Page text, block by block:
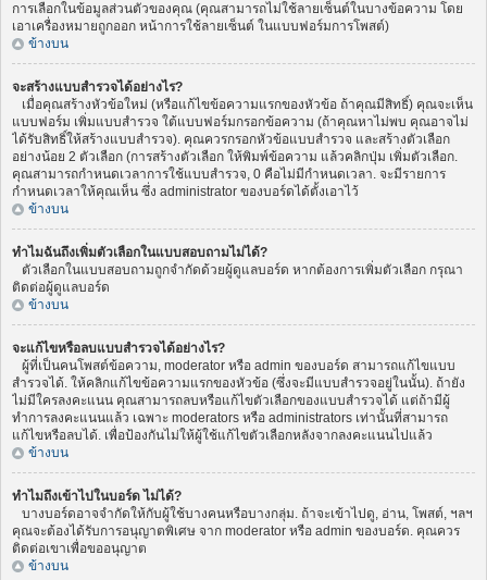
การเลือกในข้อมูลส่วนตัวของคุณ (คุณสามารถไม่ใช้ลายเซ็นต์ในบางข้อความ โดย
เอาเครื่องหมายถูกออก หน้าการใช้ลายเซ็นต์ ในแบบฟอร์มการโพสต์)
ข้างบน
จะสร้างแบบสำรวจได้อย่างไร?
เมื่อคุณสร้างหัวข้อใหม่ (หรือแก้ไขข้อความแรกของหัวข้อ ถ้าคุณมีสิทธิ์) คุณจะเห็น
แบบฟอร์ม เพิ่มแบบสำรวจ ใต้แบบฟอร์มกรอกข้อความ (ถ้าคุณหาไม่พบ คุณอาจไม่
ได้รับสิทธิ์ให้สร้างแบบสำรวจ). คุณควรกรอกหัวข้อแบบสำรวจ และสร้างตัวเลือก
อย่างน้อย 2 ตัวเลือก (การสร้างตัวเลือก ให้พิมพ์ข้อความ แล้วคลิกปุ่ม เพิ่มตัวเลือก.
คุณสามารถกำหนดเวลาการใช้แบบสำรวจ, 0 คือไม่มีกำหนดเวลา. จะมีรายการ
กำหนดเวลาให้คุณเห็น ซึ่ง administrator ของบอร์ดได้ตั้งเอาไว้
ข้างบน
ทำไมฉันถึงเพิ่มตัวเลือกในแบบสอบถามไม่ได้?
ตัวเลือกในแบบสอบถามถูกจำกัดด้วยผู้ดูแลบอร์ด หากต้องการเพิ่มตัวเลือก กรุณา
ติดต่อผู้ดูแลบอร์ด
ข้างบน
จะแก้ไขหรือลบแบบสำรวจได้อย่างไร?
ผู้ที่เป็นคนโพสต์ข้อความ, moderator หรือ admin ของบอร์ด สามารถแก้ไขแบบ
สำรวจได้. ให้คลิกแก้ไขข้อความแรกของหัวข้อ (ซึ่งจะมีแบบสำรวจอยู่ในนั้น). ถ้ายัง
ไม่มีใครลงคะแนน คุณสามารถลบหรือแก้ไขตัวเลือกของแบบสำรวจได้ แต่ถ้ามีผู้
ทำการลงคะแนนแล้ว เฉพาะ moderators หรือ administrators เท่านั้นที่สามารถ
แก้ไขหรือลบได้. เพื่อป้องกันไม่ให้ผู้ใช้แก้ไขตัวเลือกหลังจากลงคะแนนไปแล้ว
ข้างบน
ทำไมถึงเข้าไปในบอร์ด ไม่ได้?
บางบอร์ดอาจจำกัดให้กับผู้ใช้บางคนหรือบางกลุ่ม. ถ้าจะเข้าไปดู, อ่าน, โพสต์, ฯลฯ
คุณจะต้องได้รับการอนุญาตพิเศษ จาก moderator หรือ admin ของบอร์ด. คุณควร
ติดต่อเขาเพื่อขออนุญาต
ข้างบน